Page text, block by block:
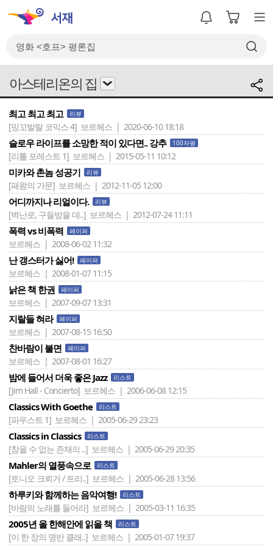
아스테리온의 집
최고 최고 최고 리뷰
[밍꼬발랄 코믹스 4] 보르헤스 | 2020-06-10 18:18
슬로우 라이프를 소망한 적이 있다면.. 강추 100자평
[리틀 포레스트 1] 보르헤스 | 2015-05-11 10:12
미카와 촌놈 성공기 리뷰
[패왕의 가문] 보르헤스 | 2012-11-05 12:00
어디까지나 리얼이다. 리뷰
[벽난로, 구들방을 데..] 보르헤스 | 2012-07-24 11:11
폭력 vs 비폭력 페이퍼
보르헤스 | 2008-06-02 11:32
난 갱스터가 싫어! 페이퍼
보르헤스 | 2008-01-07 11:15
낡은 책 한권 페이퍼
보르헤스 | 2007-09-07 13:31
지랄들 혀라 페이퍼
보르헤스 | 2007-08-15 16:50
찬바람이 불면 페이퍼
보르헤스 | 2007-08-01 16:27
밤에 들어서 더욱 좋은 Jazz 리스트
[Jim Hall - Concierto] 보르헤스 | 2006-06-08 12:15
Classics With Goethe 리스트
[파우스트 1] 보르헤스 | 2005-06-29 23:23
Classics in Classics 리스트
[참을 수 없는 존재의 ..] 보르헤스 | 2005-06-29 20:35
Mahler의 열풍속으로 리스트
[토니오 크뢰거 / 트리..] 보르헤스 | 2005-06-28 13:56
하루키와 함께하는 음악여행! 리스트
[바람의 노래를 들어라] 보르헤스 | 2005-03-11 16:35
2005년 올 한해안에 읽을 책 리스트
[이 한 장의 명반 클래..] 보르헤스 | 2005-01-07 19:37